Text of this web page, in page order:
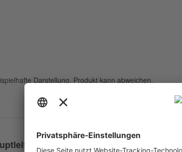
Darstellung, Produkt kann abweichen.